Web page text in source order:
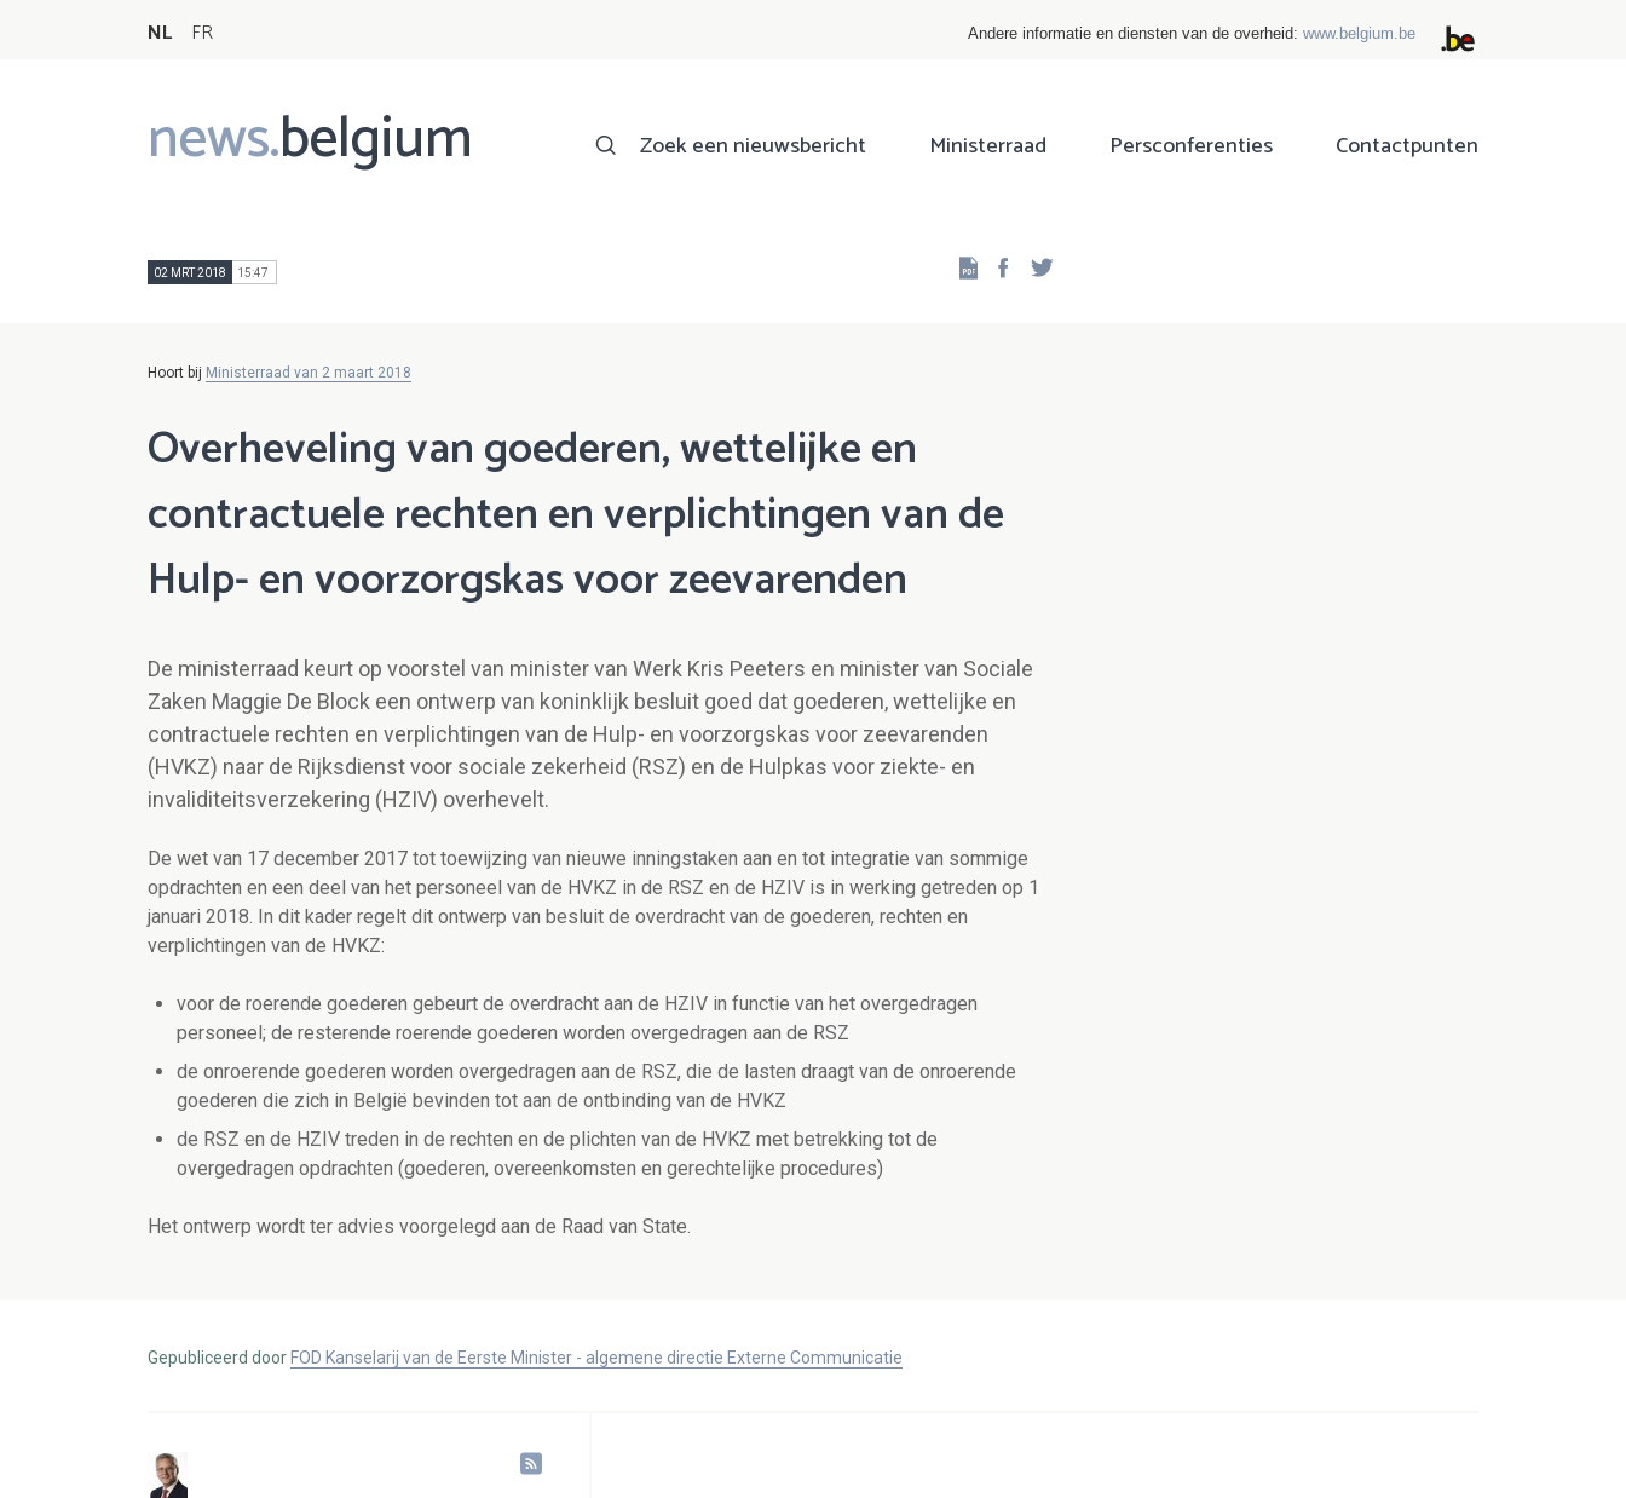
NL FR Andere informatie en diensten van de overheid: www.belgium.be
news.belgium
Main
navigation
Zoek een nieuwsbericht Ministerraad Persconferenties Contactpunten
02 MRT 2018 15:47 Facebook
Hoort bij Ministerraad van 2 maart 2018
Overheveling van goederen, wettelijke en
contractuele rechten en verplichtingen van de
Hulp- en voorzorgskas voor zeevarenden
De ministerraad keurt op voorstel van minister van Werk Kris Peeters en minister van Sociale
Zaken Maggie De Block een ontwerp van koninklijk besluit goed dat goederen, wettelijke en
contractuele rechten en verplichtingen van de Hulp- en voorzorgskas voor zeevarenden
(HVKZ) naar de Rijksdienst voor sociale zekerheid (RSZ) en de Hulpkas voor ziekte- en
invaliditeitsverzekering (HZIV) overhevelt.
De wet van 17 december 2017 tot toewijzing van nieuwe inningstaken aan en tot integratie van sommige
opdrachten en een deel van het personeel van de HVKZ in de RSZ en de HZIV is in werking getreden op 1
januari 2018. In dit kader regelt dit ontwerp van besluit de overdracht van de goederen, rechten en
verplichtingen van de HVKZ:
voor de roerende goederen gebeurt de overdracht aan de HZIV in functie van het overgedragen
personeel; de resterende roerende goederen worden overgedragen aan de RSZ
de onroerende goederen worden overgedragen aan de RSZ, die de lasten draagt van de onroerende
goederen die zich in België bevinden tot aan de ontbinding van de HVKZ
de RSZ en de HZIV treden in de rechten en de plichten van de HVKZ met betrekking tot de
overgedragen opdrachten (goederen, overeenkomsten en gerechtelijke procedures)
Het ontwerp wordt ter advies voorgelegd aan de Raad van State.
Gepubliceerd door FOD Kanselarij van de Eerste Minister - algemene directie Externe Communicatie